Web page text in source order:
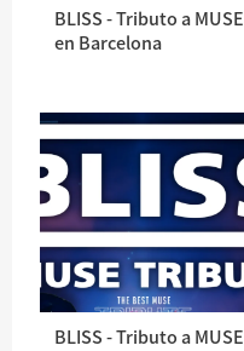
BLISS - Tributo a MUSE
en Barcelona
BLISS - Tributo a MUSE